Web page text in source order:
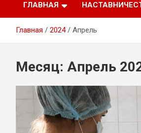
ГЛАВНАЯ
Главная 2024 Апрель
Месяц: Апрель